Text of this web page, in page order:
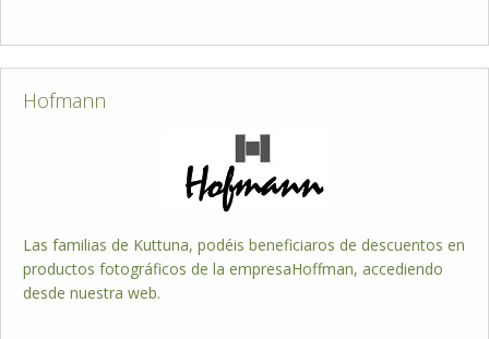
Hofmann
Las familias de Kuttuna, podéis beneficiaros de descuentos en
productos fotográficos de la empresaHoffman, accediendo
desde nuestra web.